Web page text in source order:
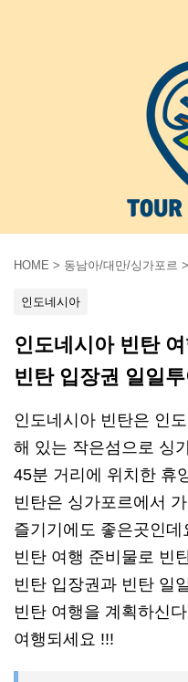
HOME > 동남아/대만/싱가포르 >
인도네시아
인도네시아 빈탄
빈탄 입장권 일일
인도네시아 빈탄은 인
해 있는 작은섬으로 싱
45분 거리에 위치한 휴
빈탄은 싱가포르에서
즐기기에도 좋은곳인데
빈탄 여행 준비물로 빈
빈탄 입장권과 빈탄 일
빈탄 여행을 계획하신
여행되세요 !!!